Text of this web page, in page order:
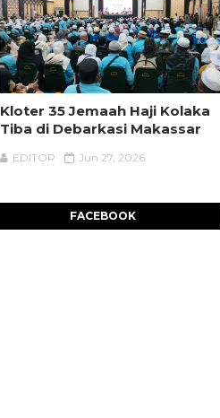
Kloter 35 Jemaah Haji Kolaka
Tiba di Debarkasi Makassar
EDITOR Jun 27, 2026
FACEBOOK